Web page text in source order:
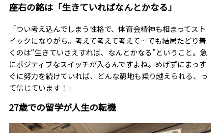
座右の銘は「生きていればなんとかなる」
「つい考え込んでしまう性格で、体育会精神も相まってスト
イックになりがち。考えて考えて考えて…でも結局たどり着
くのは“生きていさえすれば、なんとかなる”ということ。急
にポジティブなスイッチが入るんですよね。めげずにまっす
ぐに努力を続けていれば、どんな窮地も乗り越えられる、っ
て信じています！」
27歳での留学が人生の転機